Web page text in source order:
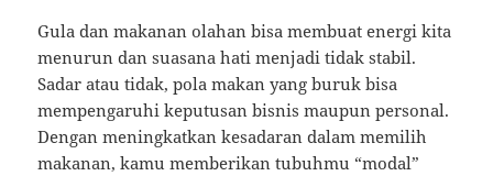
Gula dan makanan olahan bisa membuat energi kita
menurun dan suasana hati menjadi tidak stabil.
Sadar atau tidak, pola makan yang buruk bisa
mempengaruhi keputusan bisnis maupun personal.
Dengan meningkatkan kesadaran dalam memilih
makanan, kamu memberikan tubuhmu “modal”